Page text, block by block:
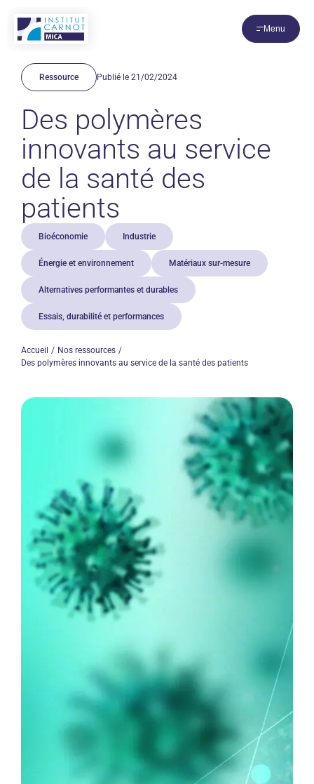
Menu
Ressource Publié le 21/02/2024
Des polymères
innovants au service
de la santé des
patients
Bioéconomie Industrie
Énergie et environnement Matériaux sur-mesure
Alternatives performantes et durables
Essais, durabilité et performances
Accueil
Nos ressources
Des polymères innovants au service de la santé des patients